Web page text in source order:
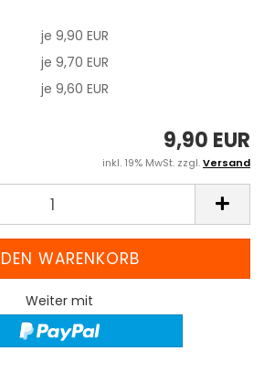
je 9,90 EUR
je 9,70 EUR
je 9,60 EUR
9,90 EUR
inkl. 19% MwSt. zzgl.Versand
Weiter mit